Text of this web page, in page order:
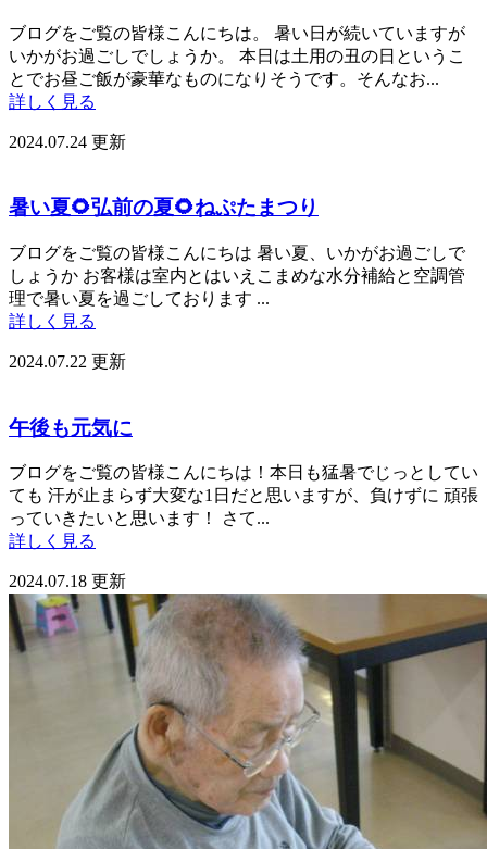
ブログをご覧の皆様こんにちは。 暑い日が続いていますが
いかがお過ごしでしょうか。 本日は土用の丑の日というこ
とでお昼ご飯が豪華なものになりそうです。そんなお...
詳しく見る
2024.07.24 更新
暑い夏🌻弘前の夏🌻ねぷたまつり
ブログをご覧の皆様こんにちは 暑い夏、いかがお過ごしで
しょうか お客様は室内とはいえこまめな水分補給と空調管
理で暑い夏を過ごしております ...
詳しく見る
2024.07.22 更新
午後も元気に
ブログをご覧の皆様こんにちは！本日も猛暑でじっとしてい
ても 汗が止まらず大変な1日だと思いますが、負けずに 頑張
っていきたいと思います！ さて...
詳しく見る
2024.07.18 更新